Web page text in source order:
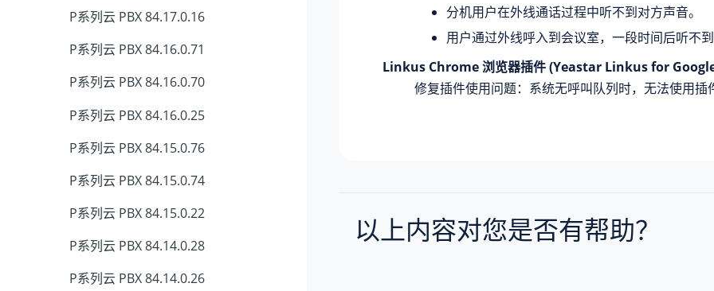
P系列云 PBX 84.17.0.16
P系列云 PBX 84.16.0.71
P系列云 PBX 84.16.0.70
P系列云 PBX 84.16.0.25
P系列云 PBX 84.15.0.76
P系列云 PBX 84.15.0.74
P系列云 PBX 84.15.0.22
P系列云 PBX 84.14.0.28
P系列云 PBX 84.14.0.26
分机用户在外线通话过程中听不到对方声音。
用户通过外线呼入到会议室，一段时间后听不
Linkus Chrome 浏览器插件 (Yeastar Linkus for
修复插件使用问题：系统无呼叫队列时，无法使用插
以上内容对您是否有帮助？